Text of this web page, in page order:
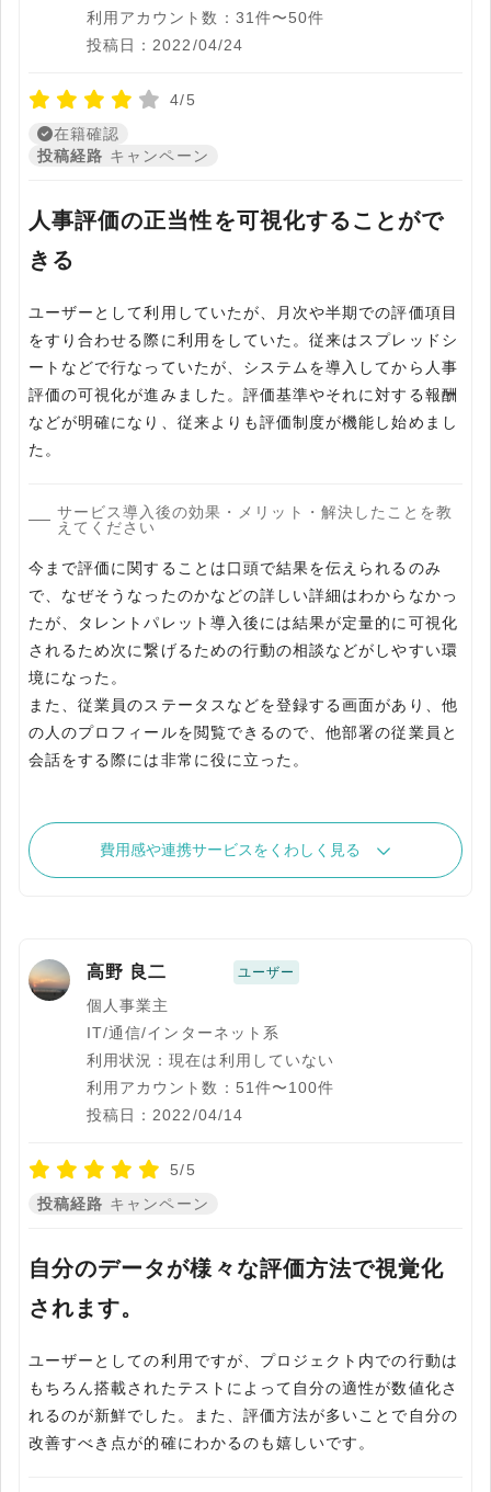
利用アカウント数：31件〜50件
投稿日：2022/04/24
4/5
在籍確認
投稿経路 キャンペーン
人事評価の正当性を可視化することがで
きる
ユーザーとして利用していたが、月次や半期での評価項目
をすり合わせる際に利用をしていた。従来はスプレッドシ
ートなどで行なっていたが、システムを導入してから人事
評価の可視化が進みました。評価基準やそれに対する報酬
などが明確になり、従来よりも評価制度が機能し始めまし
サービス導入後の効果・メリット・解決したことを教
えてください
今まで評価に関することは口頭で結果を伝えられるのみ
で、なぜそうなったのかなどの詳しい詳細はわからなかっ
たが、タレントパレット導入後には結果が定量的に可視化
されるため次に繋げるための行動の相談などがしやすい環
境になった。
また、従業員のステータスなどを登録する画面があり、他
の人のプロフィールを閲覧できるので、他部署の従業員と
会話をする際には非常に役に立った。
費用感や連携サービスをくわしく見る
高野 良二 ユーザー
個人事業主
IT/通信/インターネット系
利用状況：現在は利用していない
利用アカウント数：51件〜100件
投稿日：2022/04/14
5/5
投稿経路 キャンペーン
自分のデータが様々な評価方法で視覚化
されます。
ユーザーとしての利用ですが、プロジェクト内での行動は
もちろん搭載されたテストによって自分の適性が数値化さ
れるのが新鮮でした。また、評価方法が多いことで自分の
改善すべき点が的確にわかるのも嬉しいです。